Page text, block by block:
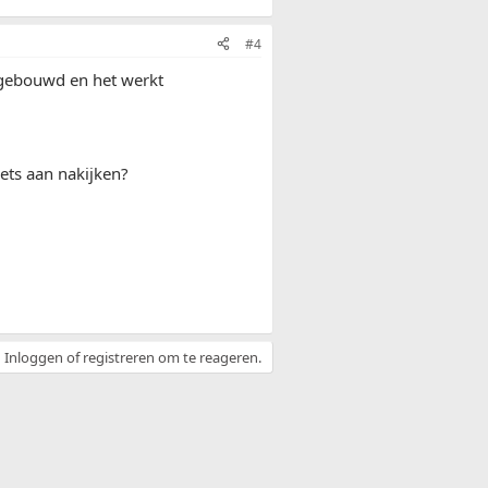
#4
en het werkt
aan nakijken?
Inloggen of registreren om te reageren.